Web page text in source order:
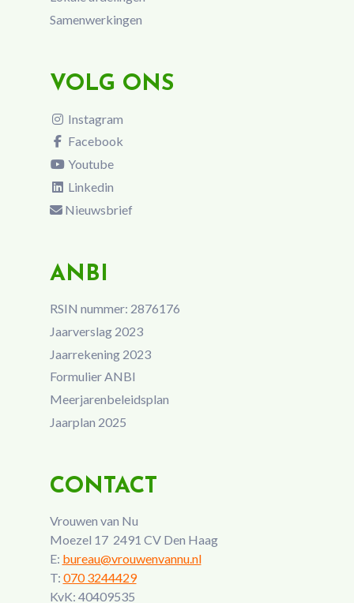
Samenwerkingen
VOLG ONS
Instagram
Facebook
Youtube
Linkedin
Nieuwsbrief
ANBI
RSIN nummer: 2876176
Jaarverslag 2023
Jaarrekening 2023
Formulier ANBI
Meerjarenbeleidsplan
Jaarplan 2025
CONTACT
Vrouwen van Nu
Moezel 17 2491 CV Den Haag
E: bureau@vrouwenvannu.nl
T: 070 3244429
KvK: 40409535